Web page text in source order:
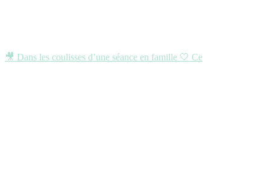
🎥 Dans les coulisses d’une séance en famille 🤍 Ce